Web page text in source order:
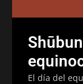
El día del